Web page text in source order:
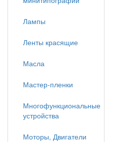
Лампы
Ленты красящие
Масла
Мастер-пленки
Многофункциональные
устройства
Моторы, Двигатели